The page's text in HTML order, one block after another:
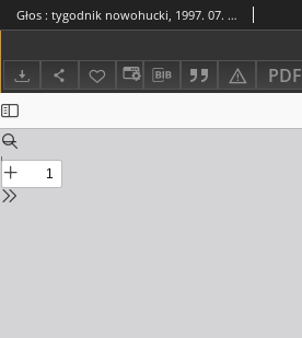
PDF
Głos : tygodnik nowohucki, 1997. 07. 11, nr 28